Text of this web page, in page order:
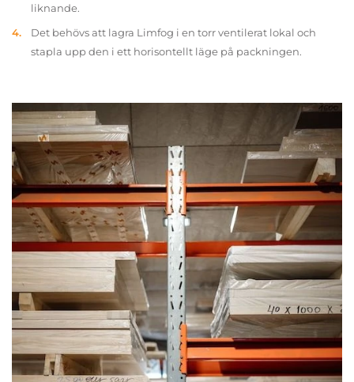
liknande.
Det behövs att lagra Limfog i en torr ventilerat lokal och
stapla upp den i ett horisontellt läge på packningen.